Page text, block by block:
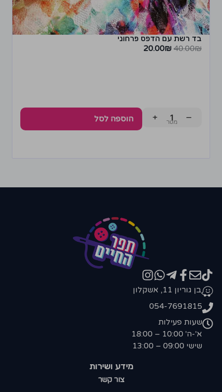
בד רשת עם הדפס פרחוני
40.00₪
20.00₪
−
+ הוספה לסל
מידע ושירות
צור קשר
בן גוריון 11, אשקלון
054-7691815
שעות פעילות
א'-ה' 10:00 – 18:00
שישי 09:00 – 13:00